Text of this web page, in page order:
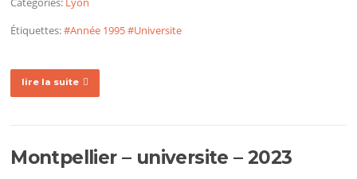
Étiquettes:#Année 1995#Universite
lire la suite
Montpellier – universite – 2023